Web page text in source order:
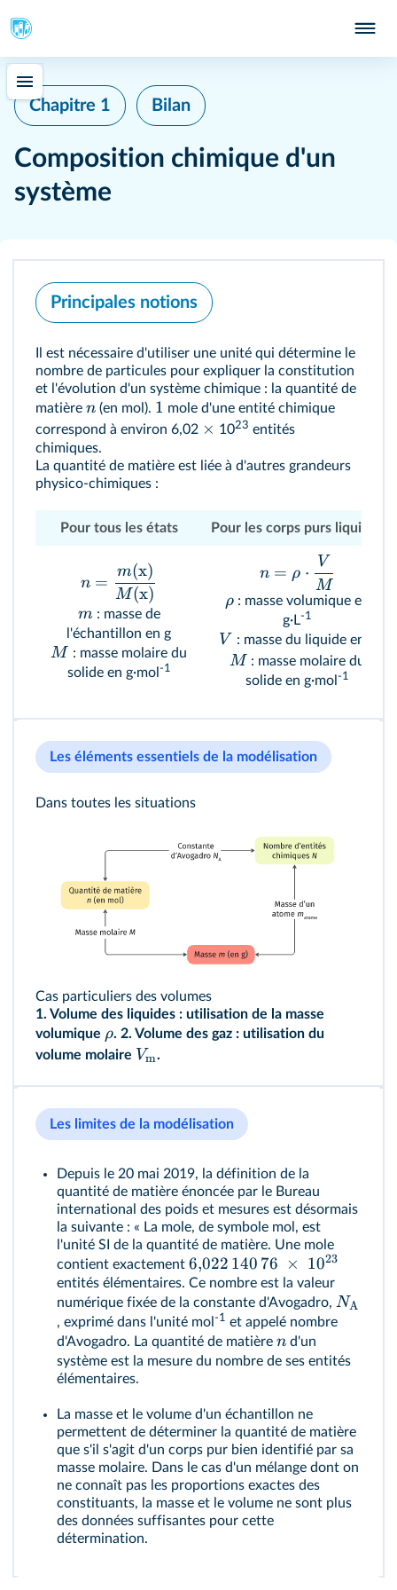
Chapitre 1 Bilan
Composition chimique d'un
système
Principales notions
Il est nécessaire d'utiliser une unité qui détermine le
nombre de particules pour expliquer la constitution
et l'évolution d'un système chimique : la quantité de
matière n (en mol). 1 mole d'une entité chimique
correspond à environ 6,02 × 1023 entités
chimiques.
La quantité de matière est liée à d'autres grandeurs
physico-chimiques :
Pour tous les états Pour les corps purs liquides
n =
M(x)
m(x)
m: masse de
l'échantillon en g
M : masse molaire du
solide en g·mol ‑1
n = ρ ⋅
M
V
ρ : masse volumique en
g·L‑1
V : masse du liquide en L
M : masse molaire du
solide en g·mol ‑1
Les éléments essentiels de la modélisation
Dans toutes les situations
Cas particuliers des volumes
1. Volume des liquides : utilisation de la masse
volumique ρ. 2. Volume des gaz : utilisation du
volume molaire Vm.
Les limites de la modélisation
Depuis le 20 mai 2019, la définition de la
quantité de matière énoncée par le Bureau
international des poids et mesures est désormais
la suivante : « La mole, de symbole mol, est
l'unité SI de la quantité de matière. Une mole
contient exactement 6,022 140 76 × 1023
entités élémentaires. Ce nombre est la valeur
numérique fixée de la constante d'Avogadro, NA
, exprimé dans l'unité mol -1 et appelé nombre
d'Avogadro. La quantité de matière n d'un
système est la mesure du nombre de ses entités
élémentaires.
La masse et le volume d'un échantillon ne
permettent de déterminer la quantité de matière
que s'il s'agit d'un corps pur bien identifié par sa
masse molaire. Dans le cas d'un mélange dont on
ne connaît pas les proportions exactes des
constituants, la masse et le volume ne sont plus
des données suffisantes pour cette
détermination.